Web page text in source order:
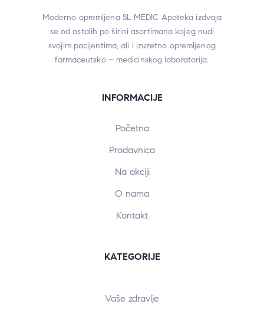
Moderno opremljena SL MEDIC Apoteka izdvaja
se od ostalih po širini asortimana kojeg nudi
svojim pacijentima, ali i izuzetno opremljenog
farmaceutsko – medicinskog laboratorija.
INFORMACIJE
Početna
Prodavnica
Na akciji
O nama
Kontakt
KATEGORIJE
Vaše zdravlje